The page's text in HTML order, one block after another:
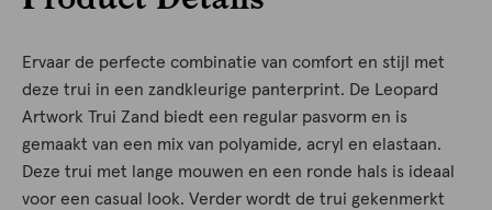
Ervaar de perfecte combinatie van comfort en stijl met
deze trui in een zandkleurige panterprint. De Leopard
Artwork Trui Zand biedt een regular pasvorm en is
gemaakt van een mix van polyamide, acryl en elastaan.
Deze trui met lange mouwen en een ronde hals is ideaal
voor een casual look. Verder wordt de trui gekenmerkt